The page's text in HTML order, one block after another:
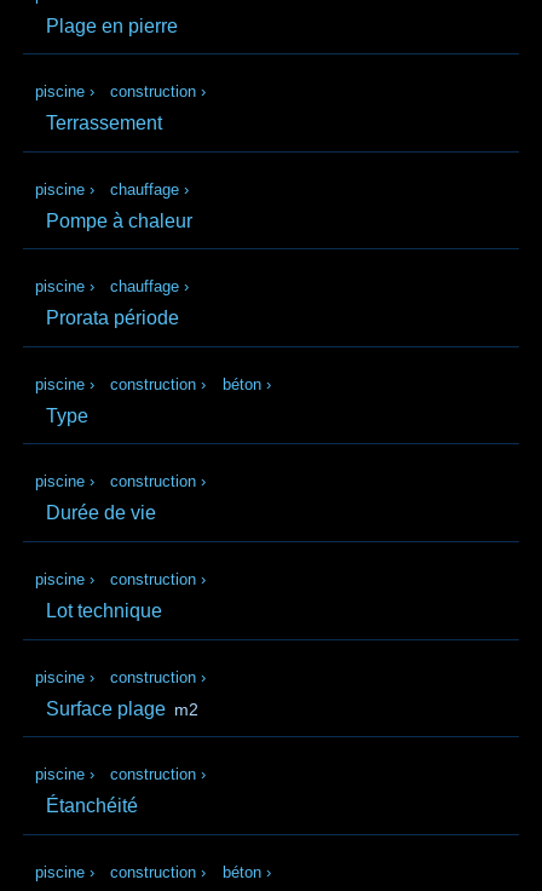
Plage en pierre
piscine › construction ›
Terrassement
piscine › chauffage ›
Pompe à chaleur
piscine › chauffage ›
Prorata période
piscine › construction › béton ›
Type
piscine › construction ›
Durée de vie
piscine › construction ›
Lot technique
piscine › construction ›
Surface plage m2
piscine › construction ›
Étanchéité
piscine › construction › béton ›